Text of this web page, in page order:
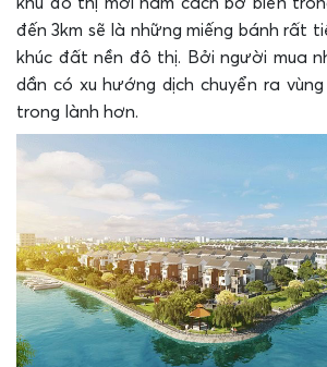
đến 3km sẽ là những miếng bánh rất
khúc đất nền đô thị. Bởi người mua
dần có xu hướng dịch chuyển ra
trong lành hơn.